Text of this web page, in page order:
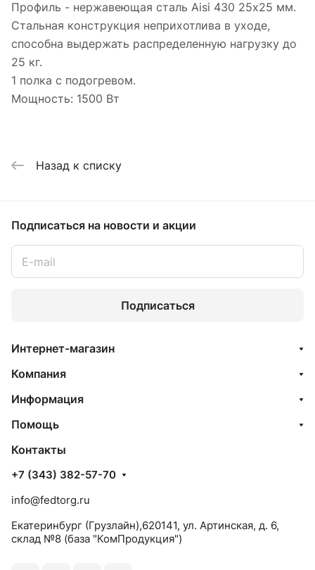
Профиль - нержавеющая сталь Aisi 430 25х25 мм.
Стальная конструкция неприхотлива в уходе,
способна выдержать распределенную нагрузку до
25 кг.
1 полка с подогревом.
Мощность: 1500 Вт
Назад к списку
Подписаться на новости и акции
Подписаться
Интернет-магазин
Компания
Информация
Помощь
Контакты
+7 (343) 382-57-70
info@fedtorg.ru
Екатеринбург (Грузлайн),620141, ул. Артинская, д. 6,
склад №8 (база "КомПродукция")